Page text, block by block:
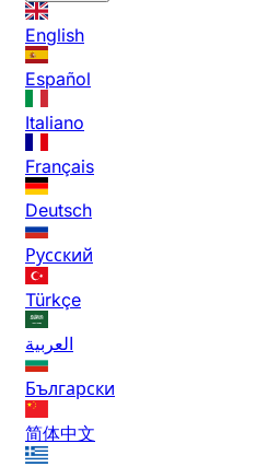
English
Español
Italiano
Français
Deutsch
Русский
Türkçe
العربية
Български
简体中文